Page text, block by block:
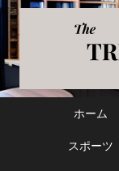
ホーム
スポーツ